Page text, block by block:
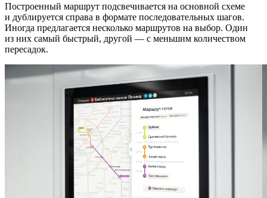
Построенный маршрут подсвечивается на основной схеме
и дублируется справа в формате последовательных шагов.
Иногда предлагается несколько маршрутов на выбор. Один
из них самый быстрый, другой — с меньшим количеством
пересадок.